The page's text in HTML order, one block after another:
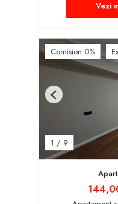
Vezi
Comision 0%
1 / 9
Previous